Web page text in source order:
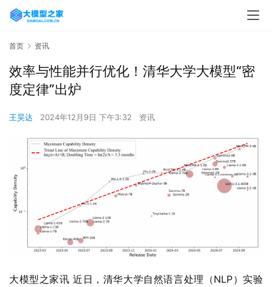
首页 资讯
效率与性能并行优化！‌清华大学大模型“密
度定律”出炉
王昊达 2024年12月9日 下午3:32 资讯
大模型之家讯‌ 近日，清华大学自然语言处理（NLP）实验